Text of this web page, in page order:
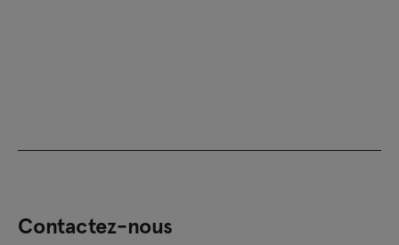
Contactez-nous